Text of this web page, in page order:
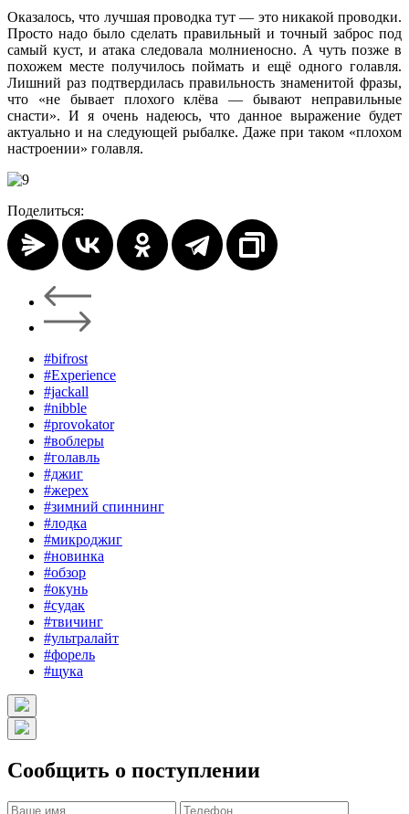
Оказалось, что лучшая проводка тут — это никакой проводки.
Просто надо было сделать правильный и точный заброс под
самый куст, и атака следовала молниеносно. А чуть позже в
похожем месте получилось поймать и ещё одного голавля.
Лишний раз подтвердилась правильность знаменитой фразы,
что «не бывает плохого клёва — бывают неправильные
снасти». И я очень надеюсь, что данное выражение будет
актуально и на следующей рыбалке. Даже при таком «плохом
настроении» голавля.
Поделиться:
#bifrost
#Experience
#jackall
#nibble
#provokator
#воблеры
#голавль
#джиг
#жерех
#зимний спиннинг
#лодка
#микроджиг
#новинка
#обзор
#окунь
#судак
#твичинг
#ультралайт
#форель
#щука
Сообщить о поступлении